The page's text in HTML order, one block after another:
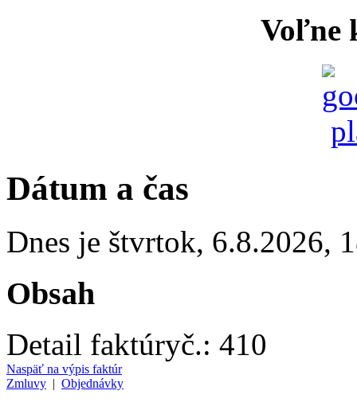
Voľne
Dátum a čas
Dnes je štvrtok, 6.8.2026,
Obsah
Detail faktúryč.: 410
Naspäť na výpis faktúr
Zmluvy | Objednávky